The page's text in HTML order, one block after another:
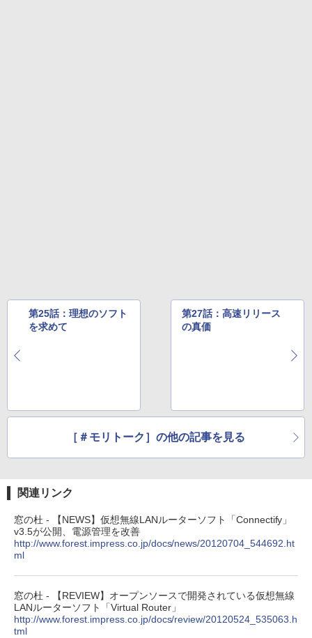
第25話：理想のソフト
を求めて
第27話：高速リリース
の真価
［＃モリトーク］の他の記事を見る
関連リンク
窓の杜 - 【NEWS】仮想無線LANルーターソフト「Connectify」
v3.5が公開、電源管理を改善
http://www.forest.impress.co.jp/docs/news/20120704_544692.ht
ml
窓の杜 - 【REVIEW】オープンソースで開発されている仮想無線
LANルーターソフト「Virtual Router」
http://www.forest.impress.co.jp/docs/review/20120524_535063.h
tml